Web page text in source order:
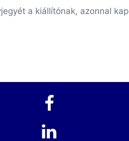
a kiállítónak, azonnal